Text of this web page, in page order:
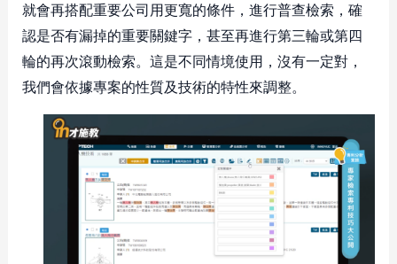
就會再搭配重要公司用更寬的條件，進行普查檢索，確
認是否有漏掉的重要關鍵字，甚至再進行第三輪或第四
輪的再次滾動檢索。這是不同情境使用，沒有一定對，
我們會依據專案的性質及技術的特性來調整。